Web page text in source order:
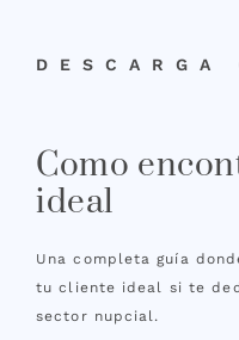
DESCARGA
Como
ideal
Una completa guía
tu cliente ideal si te
sector nupcial.